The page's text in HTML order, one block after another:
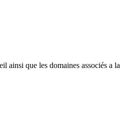
ainsi que les domaines associés a la